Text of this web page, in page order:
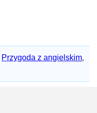
Przygoda z angielskim,